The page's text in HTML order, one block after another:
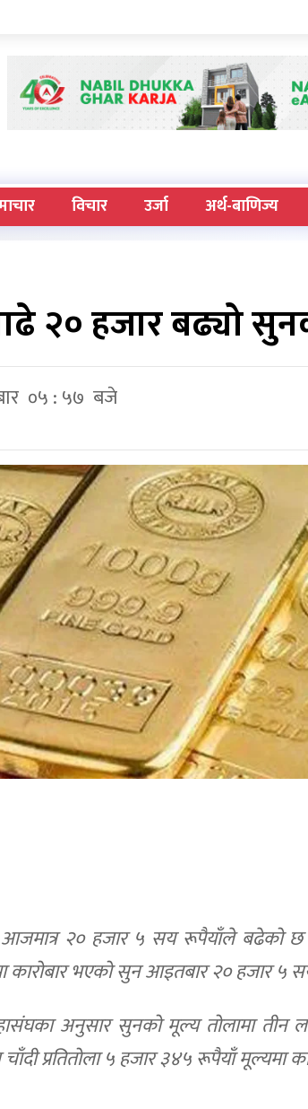
विचार उर्जा अर्थ-बाणिज्य
२० हजार बढ्यो
०५ : ५७ बजे
२० हजार ५ सय रूपैयाँले बढेको छ ।
कारोबार भएको सुन आइतबार २० हजार ५
अनुसार सुनको मूल्य तोलामा
प्रतितोला ५ हजार ३४५ रूपैयाँ मूल्यमा